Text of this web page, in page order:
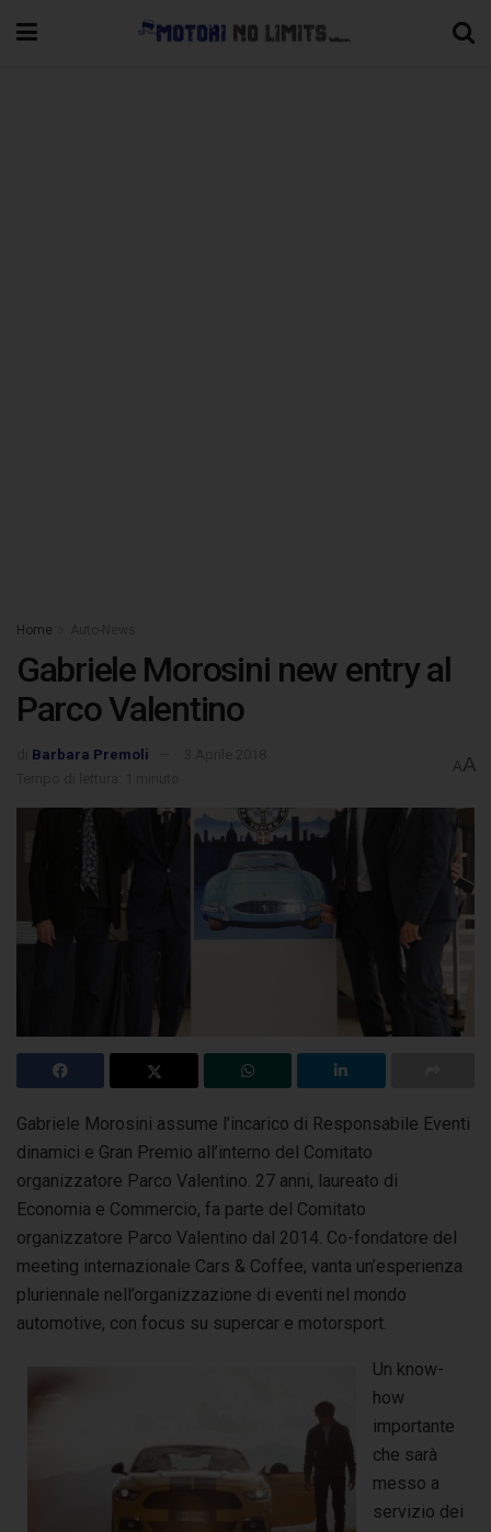
Home
Gabriele Morosini new entry al
Parco Valentino
Barbara Premoli
AA
Gabriele Morosini assume l’incarico di Responsabile Eventi
dinamici e Gran Premio all’interno del Comitato
organizzatore Parco Valentino. 27 anni, laureato di
Economia e Commercio, fa parte del Comitato
organizzatore Parco Valentino dal 2014. Co-fondatore del
meeting internazionale Cars & Coffee, vanta un’esperienza
pluriennale nell’organizzazione di eventi nel mondo
automotive, con focus su supercar e motorsport.
Un know-
how
importante
che sarà
messo a
servizio dei